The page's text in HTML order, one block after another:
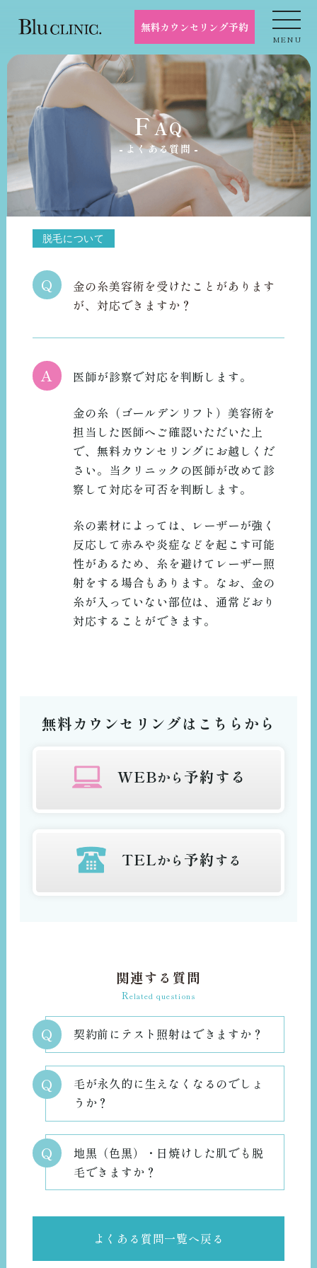
無料カウンセリング予約
MENU
FAQ
よくある質問
脱毛について
Q
金の糸美容術を受けたことがあります
が、対応できますか？
A 医師が診察で対応を判断します。
金の糸（ゴールデンリフト）美容術を
担当した医師へご確認いただいた上
で、無料カウンセリングにお越しくだ
さい。当クリニックの医師が改めて診
察して対応を可否を判断します。
糸の素材によっては、レーザーが強く
反応して赤みや炎症などを起こす可能
性があるため、糸を避けてレーザー照
射をする場合もあります。なお、金の
糸が入っていない部位は、通常どおり
対応することができます。
無料カウンセリングはこちらから
WEBから予約する
TELから予約する
関連する質問
Related questions
Q 契約前にテスト照射はできますか？
Q
毛が永久的に生えなくなるのでしょ
うか？
Q
地黒（色黒）・日焼けした肌でも脱
毛できますか？
よくある質問一覧へ戻る